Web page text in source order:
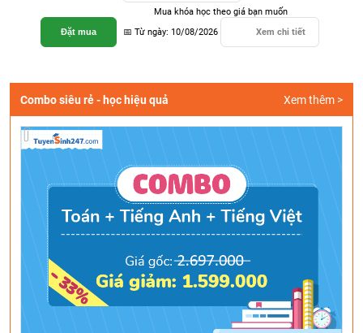
Đặt mua
Mua khóa học theo giá bạn muốn
📅 Từ ngày: 10/08/2026
Xem chi tiết
Combo siêu rẻ - học hiệu quả Xem thêm >